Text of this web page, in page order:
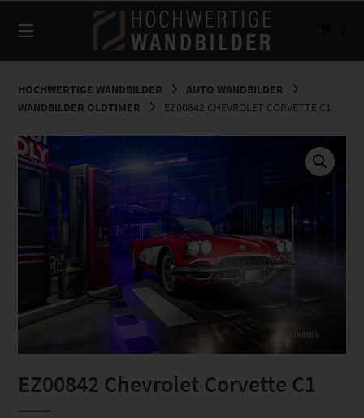
zum
Inhalt
HOCHWERTIGE WANDBILDER
AUTO WANDBILDER
WANDBILDER OLDTIMER
EZ00842 CHEVROLET CORVETTE C1
EZ00842 Chevrolet Corvette C1